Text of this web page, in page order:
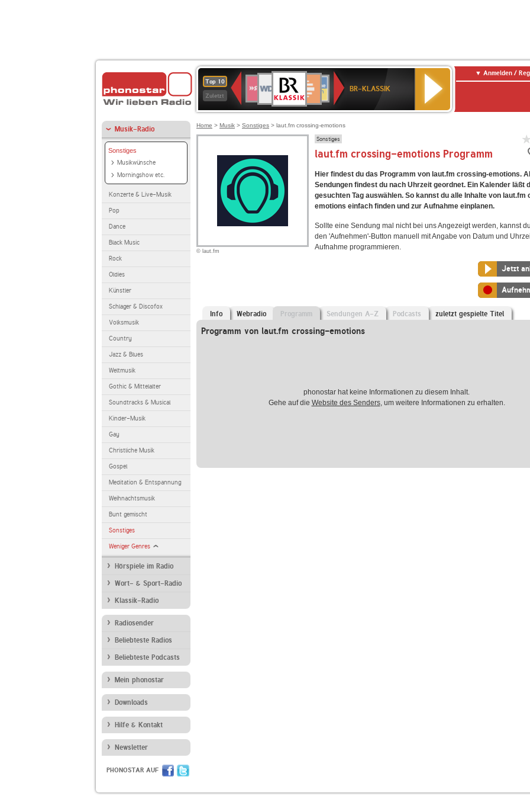
Top 10
Zuletzt
Deutschlandfunk
80er
90er
OLDIE
ANTENNE
4
BR-
KLASSIK
Deutschlandfunk
Kultur
ANTENNE
BAYERN
SWR
Kultur
NDR
2
BR-KLASSIK
Anmelden /
Musik-Radio
Sonstiges
Musikwünsche
Morningshow etc.
Konzerte & Live-Musik
Pop
Dance
Black Music
Rock
Oldies
Künstler
Schlager & Discofox
Volksmusik
Country
Jazz & Blues
Weltmusik
Gothic & Mittelalter
Soundtracks & Musical
Kinder-Musik
Gay
Christliche Musik
Gospel
Meditation & Entspannung
Weihnachtsmusik
Bunt gemischt
Sonstiges
Weniger Genres
Hörspiele im Radio
Wort- & Sport-Radio
Klassik-Radio
Radiosender
Beliebteste Radios
Beliebteste Podcasts
Mein phonostar
Downloads
Hilfe & Kontakt
Newsletter
PHONOSTAR AUF
Home > Musik > Sonstiges > laut.fm crossing-emotions
© laut.fm
Sonstiges
laut.fm crossing-emotions Programm
Hier findest du das Programm von laut.fm crossing-emotions.
Sendungen findest du nach Uhrzeit geordnet. Ein Kalender läßt
gesuchten Tag auswählen. So kannst du alle Inhalte von laut.fm
emotions einfach finden und zur Aufnahme einplanen.
Sollte eine Sendung mal nicht bei uns Angezeigt werden, kannst
den 'Aufnehmen'-Button manuell mit Angabe von Datum und
Aufnahme programmieren.
Jetzt
Info Webradio Programm Sendungen A-Z Podcasts zuletzt gespielte Titel
Programm von laut.fm crossing-emotions
phonostar hat keine Informationen zu diesem Inhalt.
Gehe auf die Website des Senders, um weitere Informationen zu erhalten.